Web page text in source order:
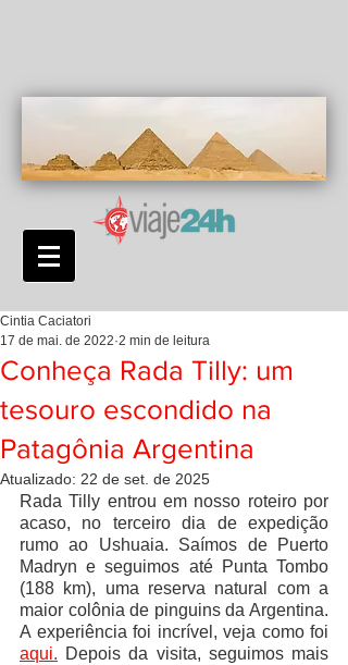
Conheça Rada Tilly: um
tesouro escondido na
Patagônia Argentina
Cintia Caciatori
17 de mai. de 2022 2 min de leitura
Atualizado: 22 de set. de 2025
Rada Tilly entrou em nosso roteiro por
acaso, no terceiro dia de expedição
rumo ao Ushuaia. Saímos de Puerto
Madryn e seguimos até Punta Tombo
(188 km), uma reserva natural com a
maior colônia de pinguins da Argentina.
aqui. Depois da visita, seguimos mais